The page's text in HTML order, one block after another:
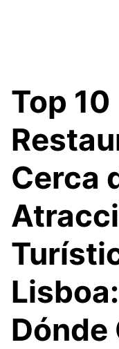
Top 10
Cerca
Dónde